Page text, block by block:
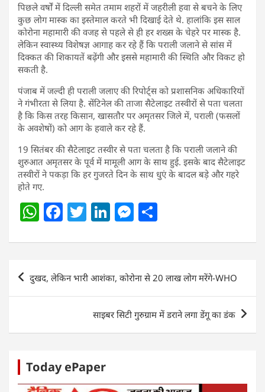
पिछले वर्षों में दिल्ली समेत तमाम शहरों में जहरीली हवा से बचने के लिए
कुछ लोग मास्क का इस्तेमाल करते भी दिखाई देते थे. हालांकि इस साल
कोरोना महामारी की वजह से पहले से ही हर शख्स के चेहरे पर मास्क है.
लेकिन स्वास्थ्य विशेषज्ञ आगाह कर रहे हैं कि पराली जलाने से सांस में
दिक्कत की शिकायतें बढ़ेंगी और इससे महामारी की स्थिति और विकट हो
सकती है.
पंजाब में जल्दी ही पराली जलाए की रिपोर्ट्स को प्रशासनिक अधिकारियों
ने गंभीरता से लिया है. सेंटिनेल की ताजा सैटेलाइट तस्वीरों से पता चलता
है कि किस तरह किसान, खासतौर पर अमृतसर जिले में, पराली (फसलों
के अवशेषों) को आग के हवाले कर रहे हैं.
19 सितंबर की सैटेलाइट तस्वीर से पता चलता है कि पराली जलाने की
शुरुआत अमृतसर के पूर्व में मामूली आग के साथ हुई. इसके बाद सैटेलाइट
तस्वीरों ने पकड़ा कि हर गुजरते दिन के साथ धुएं के बादल बड़े और गहरे
होते गए.
W
at
s
A
F
c
e
b
T
itt
er
Li
k
e
dI
n
M
ss
e
n
g
er
ar
e
Post
navigation
दुखद, लेकिन भारी आशंका, कोरोना से 20 लाख लोग मरेंगे-WHO
साइबर सिटी गुरुग्राम में डराने लगा डेंगू का डंक
Today ePaper